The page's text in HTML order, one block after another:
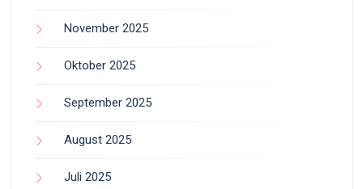
November 2025
Oktober 2025
September 2025
August 2025
Juli 2025